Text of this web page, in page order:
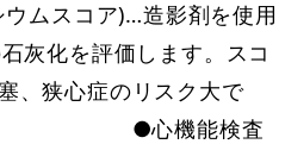
ムスコア)…造影剤を使用
灰化を評価します。スコ
、狭心症のリスク大で
能検査